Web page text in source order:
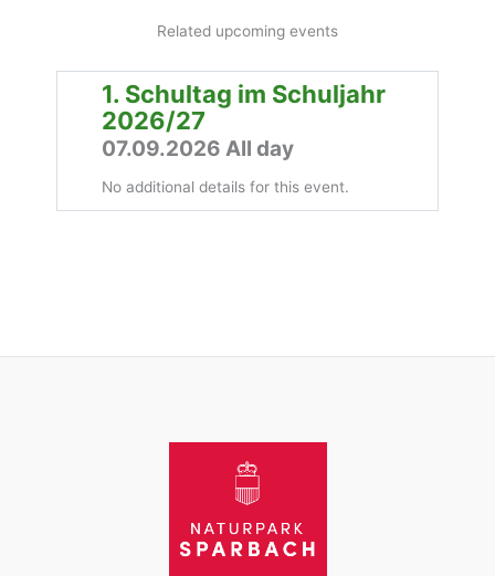
Related upcoming events
1. Schultag im Schuljahr
2026/27
07.09.2026 All day
No additional details for this event.